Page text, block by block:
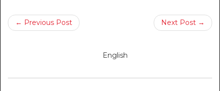
← Previous Post Next Post →
English